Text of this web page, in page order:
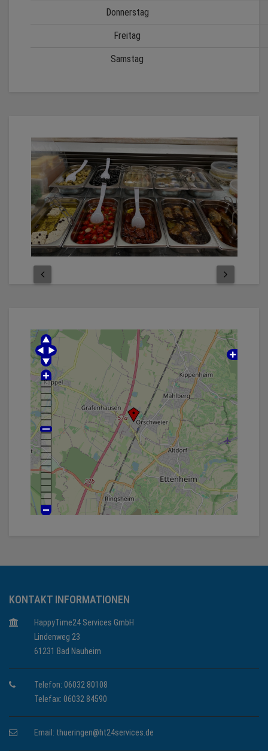
Donnerstag
Freitag
Samstag
KONTAKT INFORMATIONEN
HappyTime24 Services GmbH
Lindenweg 23
61231 Bad Nauheim
Telefon: 06032 80108
Telefax: 06032 84590
Email: thueringen@ht24services.de